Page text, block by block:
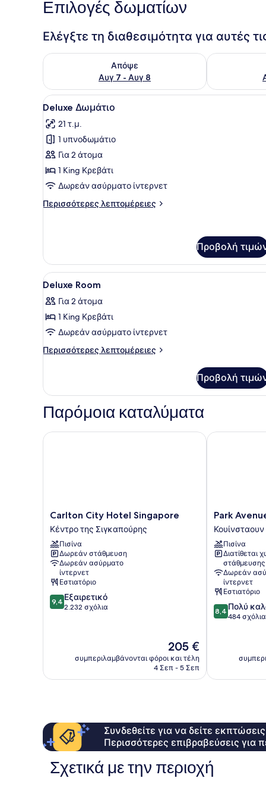
Επιλογές δωματίων
Ελέγξτε τη διαθεσιμότητα για αυτές
Απόψε
Αυγ 7 - Αυγ 8
Έλεγχος διαθεσιμότητας για απόψε Αυγ 7 - Αυγ 8
Έλεγχος
Προβολή
όλων
των
φωτογραφιών
για
Deluxe
Δωμάτιο
Ένα σύγχρονο δωμάτιο
4
Deluxe Δωμάτιο
21 τ.μ.
1 υπνοδωμάτιο
Για 2 άτομα
1 King Κρεβάτι
Δωρεάν ασύρματο ίντερνετ
Περισσότερες λεπτομέρειες
Περισσότερες
Προβολή
Προβολή
όλων
των
φωτογραφιών
για
Deluxe
Χρηματοκιβώτιο στο
3
Deluxe Room
Για 2 άτομα
1 King Κρεβάτι
Δωρεάν ασύρματο ίντερνετ
Περισσότερες λεπτομέρειες
Περισσότερες
Room
Προβολή
Παρόμοια καταλύματα
Carlton
City
Hotel
Singapore
Κέντρο
της
Σιγκαπούρης
Carlton City Hotel Singapore
Κέντρο της Σιγκαπούρης
Πισίνα
Δωρεάν στάθμευση
Δωρεάν ασύρματο
ίντερνετ
Εστιατόριο
9.4
στα
9,4 Εξαιρετικό
2.232 σχόλια
Η
τιμή
είναι
205 €
συμπεριλαμβάνονται φόροι και τέλη
4 Σεπ - 5 Σεπ
Carlton City Hotel Singapore
Park
Avenue
Rochester
Κουίνσταουν
Park
Κουίνσταουν
Πισίνα
Διατίθεται
στάθμευσης
Δωρεάν
ίντερνετ
Εστιατόριο
8.4
στα
8,4 Πολύ
484 σχόλια
Park Avenue
Συνδεθείτε για να δείτε
Περισσότερες επιβραβεύσεις για
Σχετικά με την περιοχή